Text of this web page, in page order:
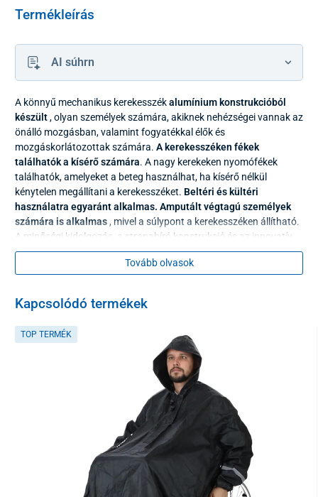
Termékleírás
AI súhrn
A könnyű mechanikus kerekesszékalumínium konstrukcióból
készült, olyan személyek számára, akiknek nehézségei vannak az
önálló mozgásban, valamint fogyatékkal élők és
mozgáskorlátozottak számára. A kerekesszéken fékek
találhatók a kísérő számára. A nagy kerekeken nyomófékek
találhatók, amelyeket a beteg használhat, ha kísérő nélkül
kénytelen megállítani a kerekesszéket. Beltéri és kültéri
használatra egyaránt alkalmas. Amputált végtagú személyek
számára is alkalmas , mivel a súlypont a kerekesszéken állítható.
A minőségi kidolgozás, a strapabíró konstrukció és az innovatív
megoldások alkalmazása garantálja, hogy a kerekesszék évekig
Súly
Rendkívül könnyű, mindössze 17,5 kg. Kezelése nem nehéz,
könnyen hordozható, ami nagyon praktikussá teszi használatát.
Tovább olvasok
Kapcsolódó termékek
TOP TERMÉK